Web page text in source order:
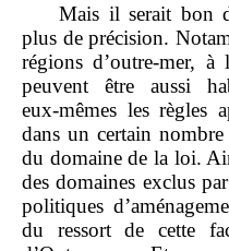
Mais il serait bon
plus de précision.
régions d’outre‑mer,
peuvent être aussi
eux‑mêmes les règles
dans un certain
du domaine de la loi.
des domaines exclus
politiques
du ressort de cette